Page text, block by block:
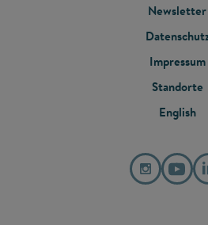
FOOTER
MENU
Newsletter
Impressum
Standorte
English